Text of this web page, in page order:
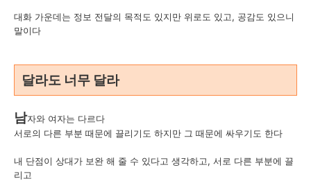
대화 가운데는 정보 전달의 목적도 있지만 위로도 있고, 공감도 있으니
말이다
달라도 너무 달라
남자와 여자는 다르다
서로의 다른 부분 때문에 끌리기도 하지만 그 때문에 싸우기도 한다
내 단점이 상대가 보완 해 줄 수 있다고 생각하고, 서로 다른 부분에 끌
리고